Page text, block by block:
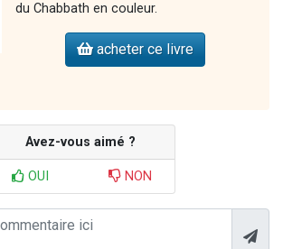
du Chabbath en couleur.
acheter ce livre
Avez-vous aimé ?
OUI NON